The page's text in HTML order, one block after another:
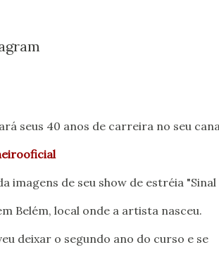
seus 40 anos de carreira no seu
imagens de seu show de estréia "Sinal
Belém, local onde a artista nasceu.
deixar o segundo ano do curso e se